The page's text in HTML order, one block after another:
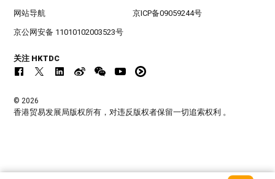
网站导航 京ICP备09059244号
京公网安备 11010102003523号
关注 HKTDC
© 2026
香港贸易发展局版权所有，对违反版权者保留一切追索权利 。